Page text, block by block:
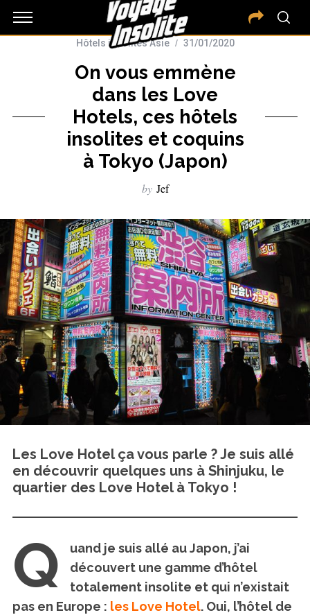
Hôtels insolites Asie 31/01/2020
On vous emmène
dans les Love
Hotels, ces hôtels
insolites et coquins
à Tokyo (Japon)
by Jef
Les Love Hotel ça vous parle ? Je suis allé
en découvrir quelques uns à Shinjuku, le
quartier des Love Hotel à Tokyo !
Q
uand je suis allé au Japon, j’ai
découvert une gamme d’hôtel
totalement insolite et qui n’existait
pas en Europe : les Love Hotel. Oui, l’hôtel de